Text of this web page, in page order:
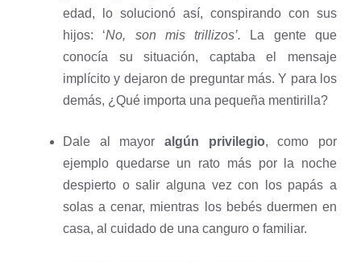
edad, lo solucionó así, conspirando con sus
hijos: ‘No, son mis trillizos’. La gente que
conocía su situación, captaba el mensaje
implícito y dejaron de preguntar más. Y para los
demás, ¿Qué importa una pequeña mentirilla?
Dale al mayor algún privilegio, como por
ejemplo quedarse un rato más por la noche
despierto o salir alguna vez con los papás a
solas a cenar, mientras los bebés duermen en
casa, al cuidado de una canguro o familiar.